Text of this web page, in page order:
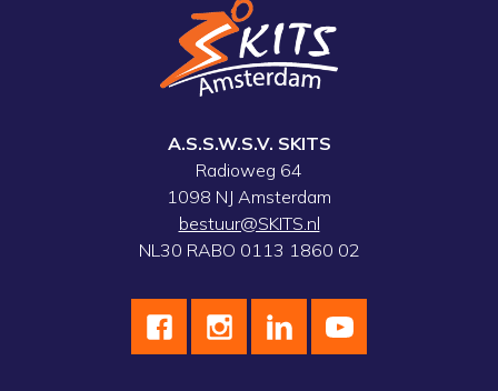
A.S.S.W.S.V. SKITS
Radioweg 64
1098 NJ Amsterdam
bestuur@SKITS.nl
NL30 RABO 0113 1860 02